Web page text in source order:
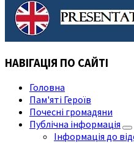
НАВІГАЦІЯ ПО САЙТІ
Головна
Пам'яті Героїв
Почесні громадяни
Публічна інформація
Інформація до